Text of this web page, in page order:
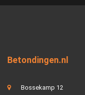
Betondingen.nl
Bossekamp 12